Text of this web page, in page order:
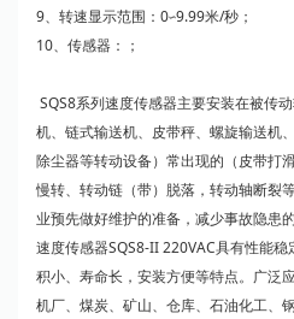
9、转速显示范围：0∽9.99米/秒；
10、传感器：；
SQS8系列速度传感器主要安装在被传
机、链式输送机、皮带秤、螺旋输送机
除尘器等转动设备）常出现的（皮带打
慢转、转动链（带）脱落，转动轴断裂
业预先做好维护的准备，减少事故隐患
速度传感器SQS8-II 220VAC具有性能
积小、寿命长，安装方便等特点。广泛
机厂、煤炭、矿山、仓库、石油化工、